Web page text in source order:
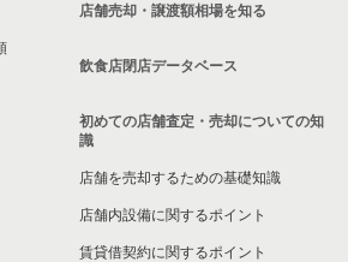
き売却物件の案件一覧
き売却物件の案件一覧
き売却物件の案件一覧
の居抜き売却物件の案件一覧
の居抜き売却物件の案件一覧
店舗売却・譲渡額相場を知る
飲食店閉店データベース
初めての店舗査定・売却についての知
識
店舗を売却するための基礎知識
店舗内設備に関するポイント
賃貸借契約に関するポイント